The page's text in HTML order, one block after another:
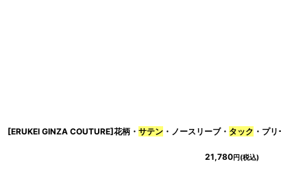
[ERUKEI GINZA COUTURE]花柄・ サテン ・ノースリーブ・ タック ・プリ
21,780円(税込)